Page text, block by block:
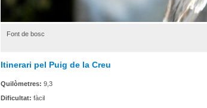
Font de bosc
Itinerari pel Puig de la Creu
Quilòmetres: 9,3
Dificultat: fàcil